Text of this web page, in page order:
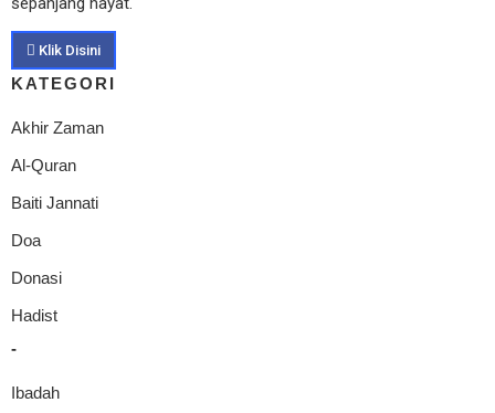
Klik Disini
KATEGORI
Akhir Zaman
Al-Quran
Baiti Jannati
Doa
Donasi
Hadist
-
Ibadah